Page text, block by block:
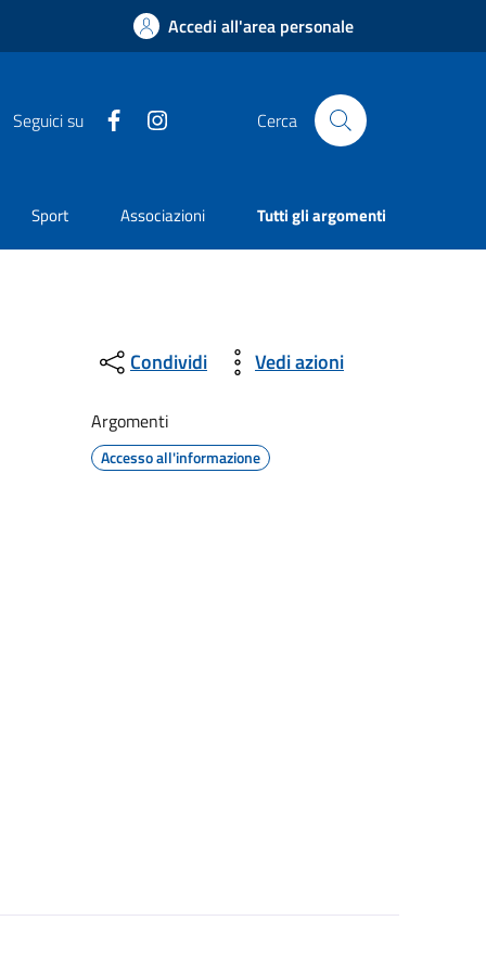
Accedi all'area personale
Seguici su Facebook Cerca
Sport Associazioni Tutti gli argomenti
Condividi Vedi azioni
Argomenti
Accesso all'informazione